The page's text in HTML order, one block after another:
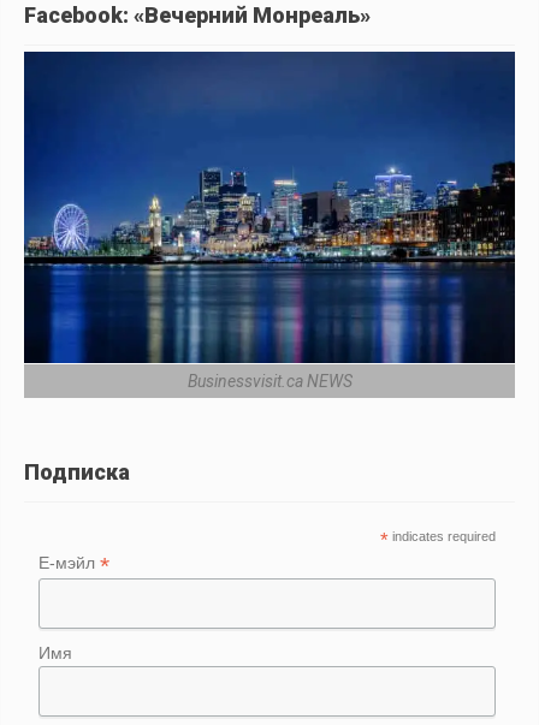
Facebook: «Вечерний Монреаль»
Businessvisit.ca NEWS
Подписка
* indicates required
Е-мэйл*
Имя